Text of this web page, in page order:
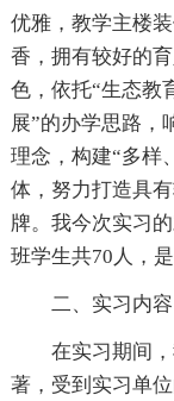
优雅，教学主楼
香，拥有较好的
色，依托“生态教
展”的办学思路，
理念，构建“多样
体，努力打造具
牌。我今次实习
班学生共70人，
二、实习内
在实习期间
著，受到实习单